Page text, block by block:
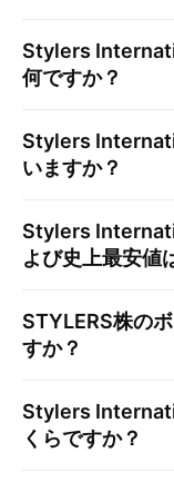
Stylers
何ですか？
Stylers
いますか？
Stylers
よび史上最安値
STYLERS株の
すか？
Stylers
くらですか？